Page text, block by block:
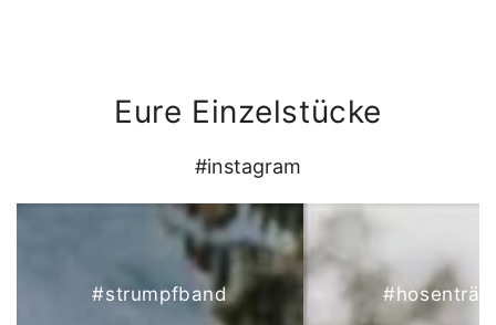
Eure Einzelstücke
#instagram
#strumpfband